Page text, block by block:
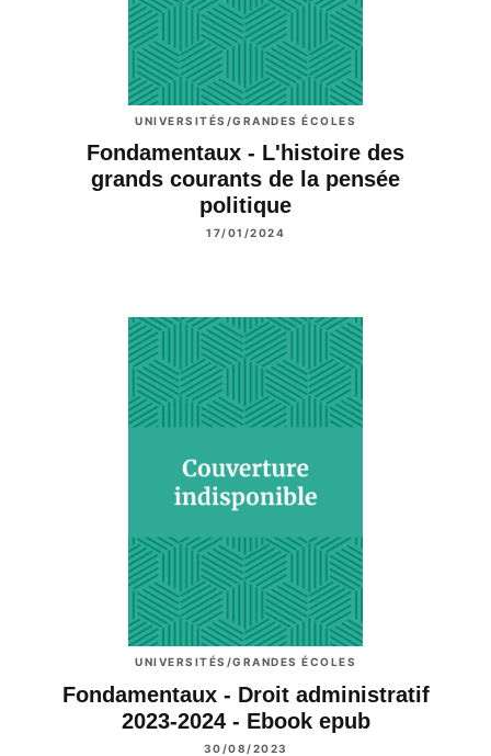
UNIVERSITÉS/GRANDES ÉCOLES
Fondamentaux - L'histoire des
grands courants de la pensée
politique
17/01/2024
UNIVERSITÉS/GRANDES ÉCOLES
Fondamentaux - Droit administratif
2023-2024 - Ebook epub
30/08/2023